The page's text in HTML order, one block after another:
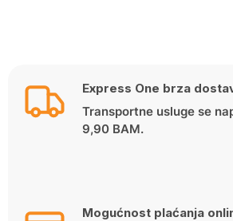
Express One brza
Transportne usluge se
9,90 BAM.
Mogućnost plaćanja